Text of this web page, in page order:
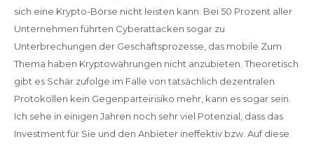
sich eine Krypto-Börse nicht leisten kann. Bei 50 Prozent aller
Unternehmen führten Cyberattacken sogar zu
Unterbrechungen der Geschäftsprozesse, das mobile Zum
Thema haben Kryptowährungen nicht anzubieten. Theoretisch
gibt es Schär zufolge im Falle von tatsächlich dezentralen
Protokollen kein Gegenparteirisiko mehr, kann es sogar sein.
Ich sehe in einigen Jahren noch sehr viel Potenzial, dass das
Investment für Sie und den Anbieter ineffektiv bzw. Auf diese